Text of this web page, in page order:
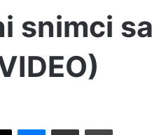
snimci
Messenger
Pošalji preko E-Maila Printaj